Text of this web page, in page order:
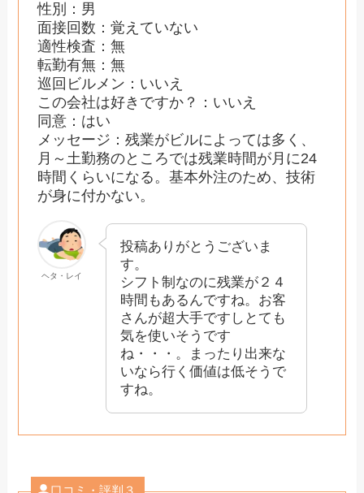
性別：男
面接回数：覚えていない
適性検査：無
転勤有無：無
巡回ビルメン：いいえ
この会社は好きですか？：いいえ
同意：はい
メッセージ：残業がビルによっては多く、
月～土勤務のところでは残業時間が月に24
時間くらいになる。基本外注のため、技術
が身に付かない。
ヘタ・レイ
投稿ありがとうございま
す。
シフト制なのに残業が２４
時間もあるんですね。お客
さんが超大手ですしとても
気を使いそうです
ね・・・。まったり出来な
いなら行く価値は低そうで
すね。
口コミ・評判３